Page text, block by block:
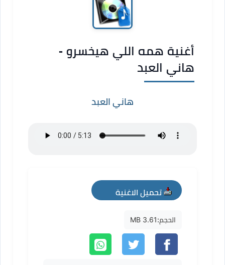
أغنية همه اللي هيخسرو -
هاني العبد
هاني العبد
تحميل الاغنية
mp3
الحجم:3.61 MB